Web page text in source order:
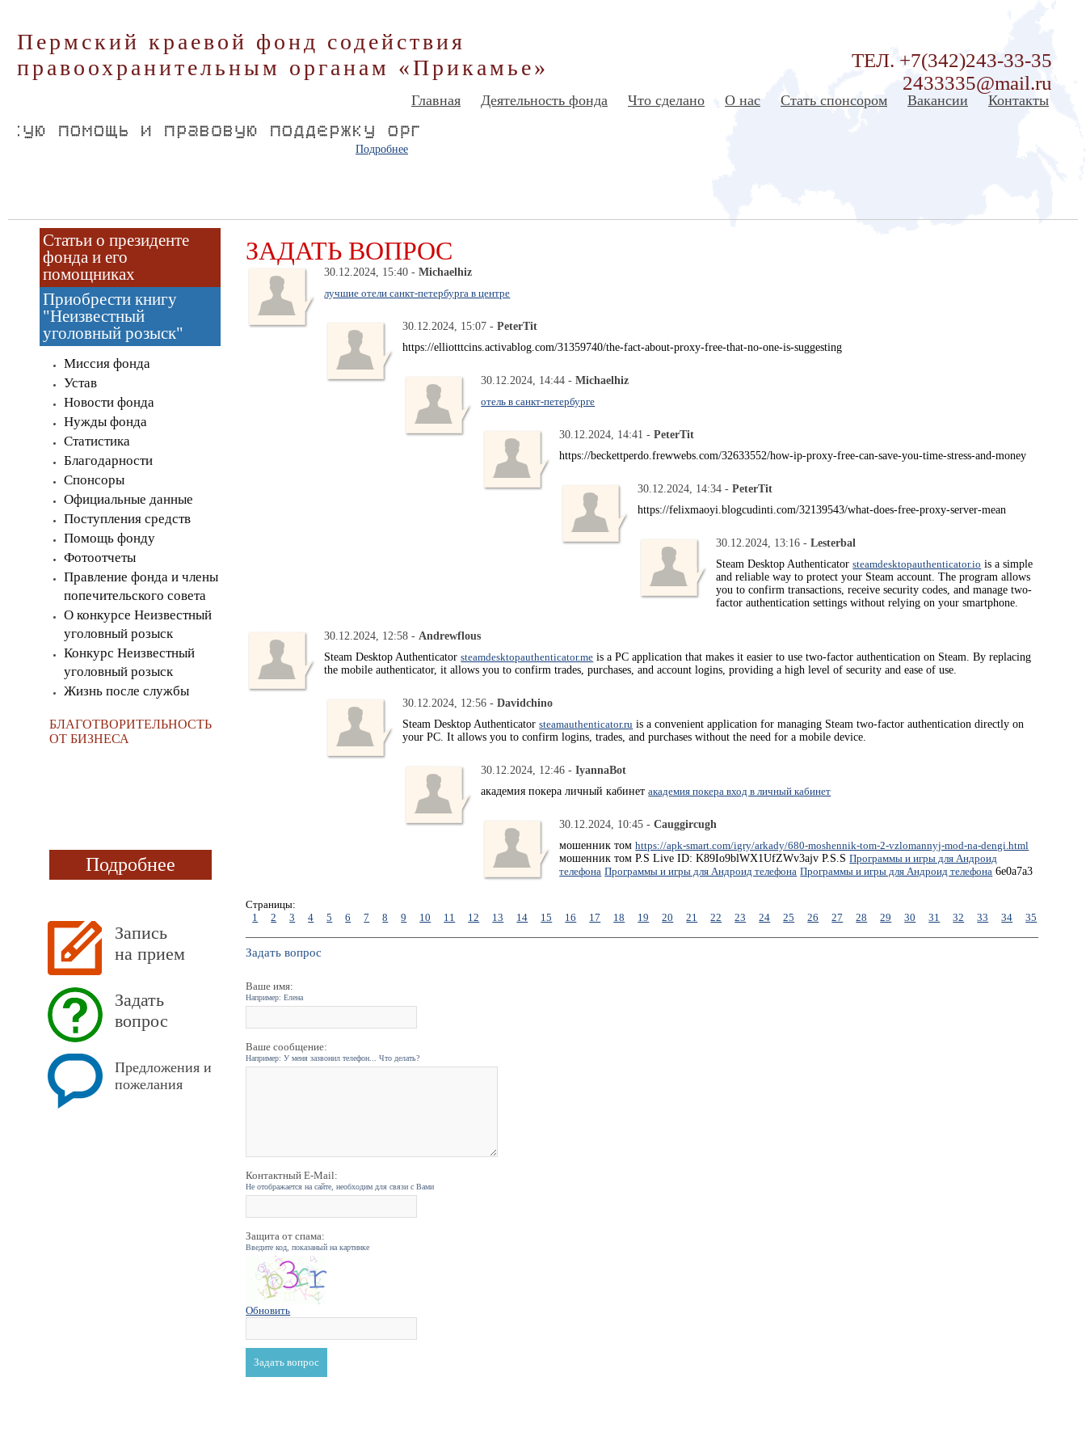
Пермский краевой фонд содействия
правоохранительным органам «Прикамье»
ТЕЛ. +7(342)243-33-35
2433335@mail.ru
Главная Деятельность фонда Что сделано О нас Стать спонсором Вакансии Контакты
Подробнее
Статьи о президенте
фонда и его
помощниках
Приобрести книгу
"Неизвестный
уголовный розыск"
Миссия фонда
Устав
Новости фонда
Нужды фонда
Статистика
Благодарности
Спонсоры
Официальные данные
Поступления средств
Помощь фонду
Фотоотчеты
Правление фонда и члены
попечительского совета
О конкурсе Неизвестный
уголовный розыск
Конкурс Неизвестный
уголовный розыск
Жизнь после службы
БЛАГОТВОРИТЕЛЬНОСТЬ
ОТ БИЗНЕСА
Подробнее
Запись
на прием
Задать
вопрос
Предложения и
пожелания
ЗАДАТЬ ВОПРОС
30.12.2024, 15:40 -Michaelhiz
лучшие отели санкт-петербурга в центре
30.12.2024, 15:07 -PeterTit
https://elliotttcins.activablog.com/31359740/the-fact-about-proxy-free-that-no-one-is-suggesting
30.12.2024, 14:44 -Michaelhiz
отель в санкт-петербурге
30.12.2024, 14:41 -PeterTit
https://beckettperdo.frewwebs.com/32633552/how-ip-proxy-free-can-save-you-time-stress-and-money
30.12.2024, 14:34 -PeterTit
https://felixmaoyi.blogcudinti.com/32139543/what-does-free-proxy-server-mean
30.12.2024, 13:16 -Lesterbal
Steam Desktop Authenticatorsteamdesktopauthenticator.io is a simple
and reliable way to protect your Steam account. The program allows
you to confirm transactions, receive security codes, and manage two-
factor authentication settings without relying on your smartphone.
30.12.2024, 12:58 -Andrewflous
Steam Desktop Authenticatorsteamdesktopauthenticator.me is a PC application that makes it easier to use two-factor authentication on Steam. By replacing
the mobile authenticator, it allows you to confirm trades, purchases, and account logins, providing a high level of security and ease of use.
30.12.2024, 12:56 -Davidchino
Steam Desktop Authenticatorsteamauthenticator.ru is a convenient application for managing Steam two-factor authentication directly on
your PC. It allows you to confirm logins, trades, and purchases without the need for a mobile device.
30.12.2024, 12:46 -IyannaBot
академия покера личный кабинетакадемия покера вход в личный кабинет
30.12.2024, 10:45 -Cauggircugh
мошенник томhttps://apk-smart.com/igry/arkady/680-moshennik-tom-2-vzlomannyj-mod-na-dengi.html
мошенник том P.S Live ID: K89Io9blWX1UfZWv3ajv P.S.SПрограммы и игры для Андроид
телефона Программы и игры для Андроид телефона Программы и игры для Андроид телефона 6e0a7a3
Страницы:
1
2 3 4 5 6 7 8 9 10 11 12 13 14 15 16 17 18 19 20 21 22 23 24 25 26 27 28 29 30 31 32 33 34 35
Задать вопрос
Ваше имя:
Например: Елена
Ваше сообщение:
Например: У меня зазвонил телефон... Что делать?
Контактный E-Mail:
Не отображается на сайте, необходим для связи с Вами
Защита от спама:
Введите код, показаный на картинке
Обновить